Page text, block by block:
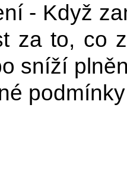
- Když
za to, co
sníží